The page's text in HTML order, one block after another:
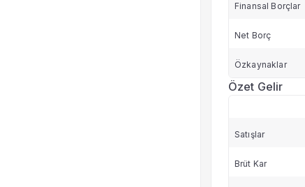
Finansal Borçlar
Net Borç
Özkaynaklar
Özet Gelir
Satışlar
Brüt Kar